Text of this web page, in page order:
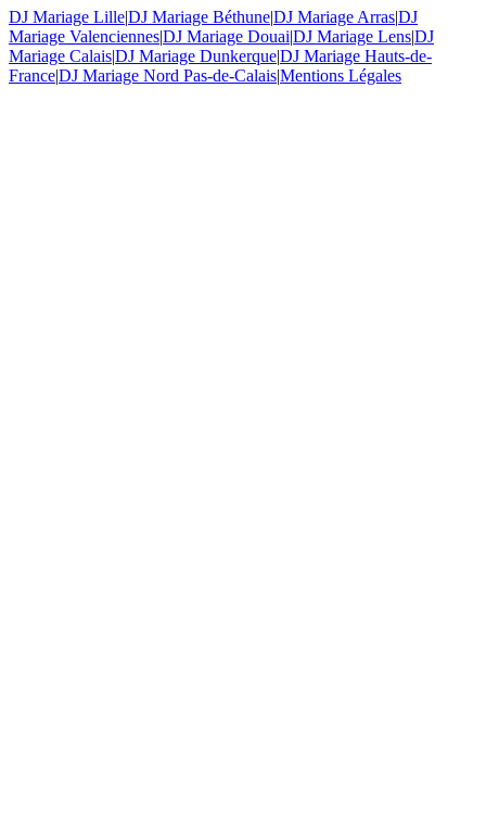
DJ Mariage Lille|DJ Mariage Béthune|DJ Mariage Arras|DJ
Mariage Valenciennes|DJ Mariage Douai|DJ Mariage Lens|DJ
Mariage Calais|DJ Mariage Dunkerque|DJ Mariage Hauts-de-
France|DJ Mariage Nord Pas-de-Calais|Mentions Légales